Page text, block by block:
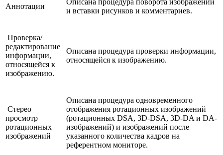
Аннотации
Описана процедура поворота изображений
и вставки рисунков и комментариев.
Проверка/
редактирование
информации,
относящейся к
изображению.
Описана процедура проверки информации,
относящейся к изображению.
Стерео
просмотр
ротационных
изображений
Описана процедура одновременного
отображения ротационных изображений
(ротационных DSA, 3D-DSA, 3D-DA и DA-
изображений) и изображений после
указанного количества кадров на
референтном мониторе.